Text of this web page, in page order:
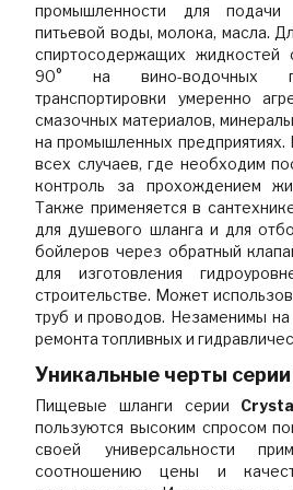
промышленности для подачи
питьевой воды, молока, масла.
спиртосодержащих жидкостей
90° на вино-водочных
транспортировки умеренно
смазочных материалов,
на промышленных предприятиях.
всех случаев, где необходим
контроль за прохождением
Также применяется в
для душевого шланга и для
бойлеров через обратный
для изготовления
строительстве. Может
труб и проводов. Незаменимы
ремонта топливных и
Уникальные черты
Пищевые шланги серии
пользуются высоким спросом
своей универсальности
соотношению цены и